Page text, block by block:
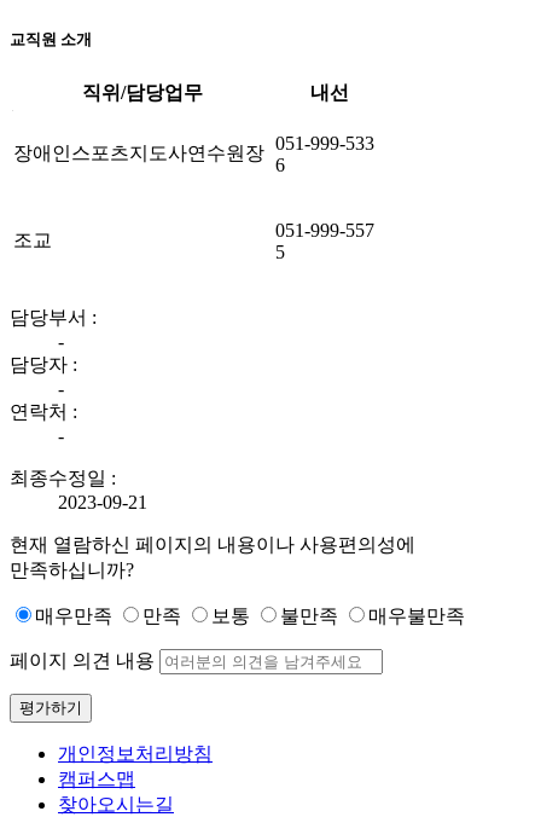
교직원 소개
직위/담당업무 내선
장애인스포츠지도사연수원장 051-999-533
6
조교
051-999-557
5
담당부서 :
-
담당자 :
-
연락처 :
-
최종수정일 :
2023-09-21
현재 열람하신 페이지의 내용이나 사용편의성에
만족하십니까?
매우만족 만족 보통 불만족 매우불만족
페이지 의견 내용
평가하기
개인정보처리방침
캠퍼스맵
찾아오시는길